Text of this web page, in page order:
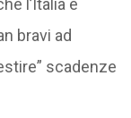
l’Italia è
bravi ad
scadenze